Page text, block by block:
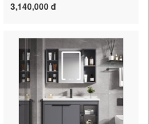
hiện đại gốm tích hợp
mặt tủ mẫu tủ gương
phòng tắm mẫu tủ gương
phòng tắm
3,140,000 đ